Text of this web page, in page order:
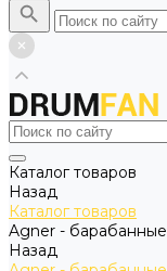
Каталог товаров
Назад
Каталог товаров
Agner -
Назад